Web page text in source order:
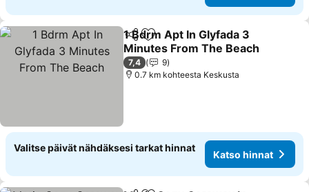
Jaa Lisää suosikkeihin
1 Bdrm Apt In Glyfada 3
Minutes From The Beach
7,4
9
0.7 km kohteesta Keskusta
Valitse päivät nähdäksesi tarkat hinnat
Katso hinnat